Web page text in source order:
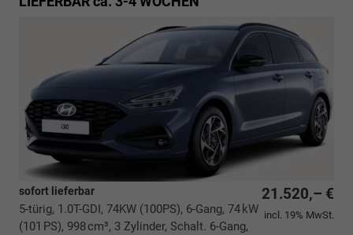
21.520,– €
incl. 19% MwSt.
sofort lieferbar
5-türig, 1.0T-GDI, 74KW (100PS), 6-Gang, 74 kW
(101 PS), 998 cm³, 3 Zylinder, Schalt. 6-Gang,